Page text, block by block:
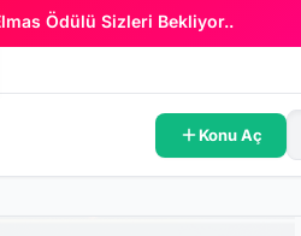
Ödülü Sizleri Bekliyor..
Konu Aç